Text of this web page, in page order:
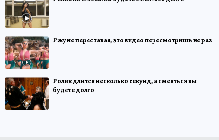
Ржу не переставая, это видео пересмотришь не раз
Ролик длится несколько секунд, а смеяться вы
будете долго